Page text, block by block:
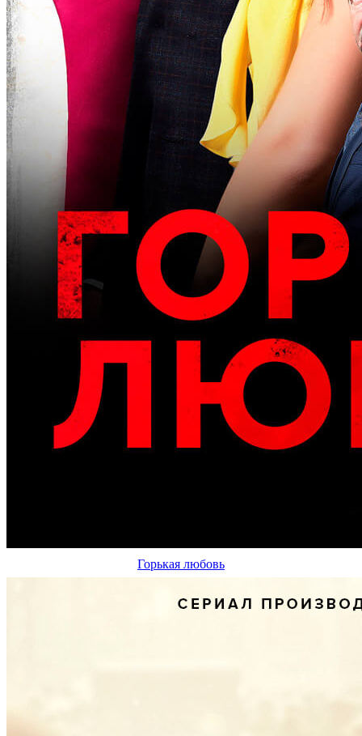
Горькая любовь